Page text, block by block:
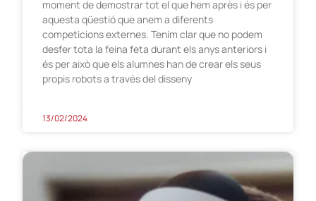
moment de demostrar tot el que hem après i és per
aquesta qüestió que anem a diferents
competicions externes. Tenim clar que no podem
desfer tota la feina feta durant els anys anteriors i
és per això que els alumnes han de crear els seus
propis robots a través del disseny
13/02/2024